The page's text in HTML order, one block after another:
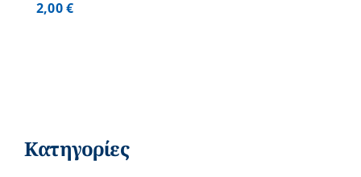
2,00€
Κατηγορίες